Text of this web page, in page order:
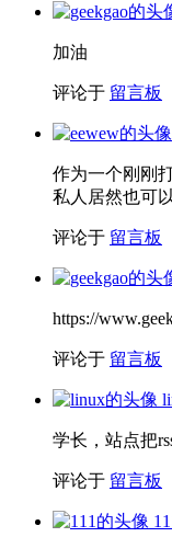
加油
评论于 留言板
作为一个刚刚
私人居然也可
评论于 留言板
https://
评论于 留言板
学长，站点把
评论于 留言板